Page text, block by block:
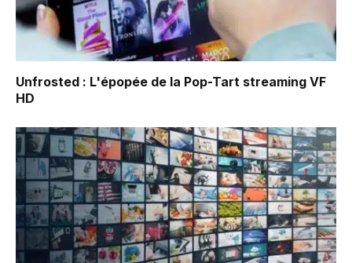
Unfrosted : L'épopée de la Pop-Tart streaming VF
HD